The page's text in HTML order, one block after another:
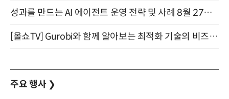
성과를 만드는 AI 에이전트 운영 전략 및 사례 8월 27일 개최
[올쇼TV] Gurobi와 함께 알아보는 최적화 기술의 비즈니스 활용 (8월 20일 생방송)
주요 행사 ❯